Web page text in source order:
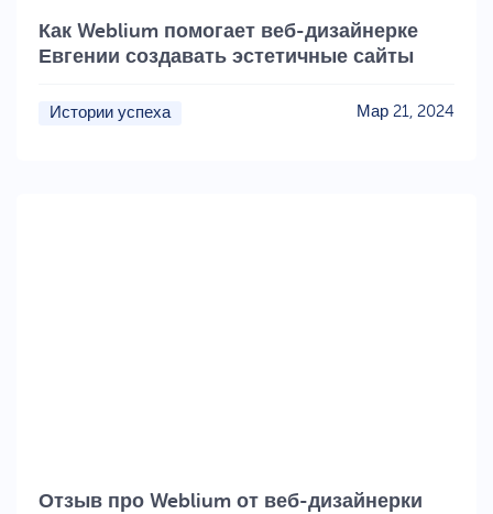
Как Weblium помогает веб-дизайнерке
Евгении создавать эстетичные сайты
Истории успеха Мар 21, 2024
Отзыв про Weblium от веб-дизайнерки